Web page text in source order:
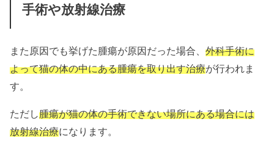
手術や放射線治療
また原因でも挙げた腫瘍が原因だった場合、外科手術に
よって猫の体の中にある腫瘍を取り出す治療が行われま
す。
ただし腫瘍が猫の体の手術できない場所にある場合には
放射線治療になります。